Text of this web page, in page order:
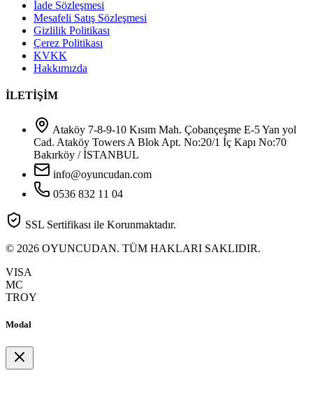
İade Sözleşmesi
Mesafeli Satış Sözleşmesi
Gizlilik Politikası
Çerez Politikası
KVKK
Hakkımızda
İLETİŞİM
Ataköy 7-8-9-10 Kısım Mah. Çobançeşme E-5 Yan yol
Cad. Ataköy Towers A Blok Apt. No:20/1 İç Kapı No:70
Bakırköy / İSTANBUL
info@oyuncudan.com
0536 832 11 04
SSL Sertifikası ile Korunmaktadır.
© 2026 OYUNCUDAN. TÜM HAKLARI SAKLIDIR.
VISA
MC
TROY
Modal